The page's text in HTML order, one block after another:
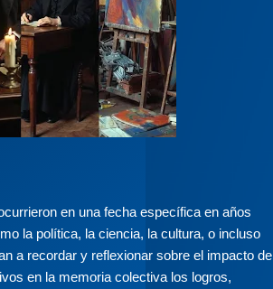
en una fecha específica en años
la política, la ciencia, la cultura, o incluso
a recordar y reflexionar sobre el impacto de
en la memoria colectiva los logros,